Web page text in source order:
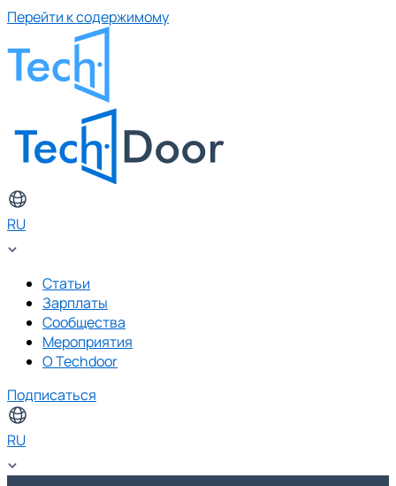
Перейти к содержимому
RU
Статьи
Зарплаты
Сообщества
Мероприятия
О Techdoor
Подписаться
RU